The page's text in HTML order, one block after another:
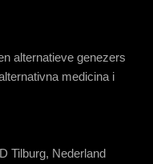
alternatieve genezers
medicina i
Tilburg, Nederland